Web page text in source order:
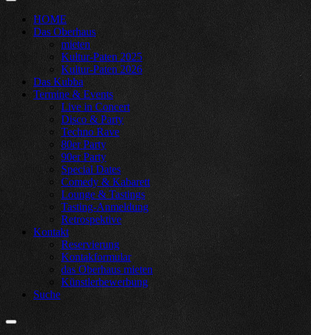
HOME
Das Oberhaus
mieten
Kultur-Paten 2025
Kultur-Paten 2026
Das Kubba
Termine & Events
Live in Concert
Disco & Party
Techno Rave
80er Party
90er Party
Special Dates
Comedy & Kabarett
Lounge & Tastings
Tasting-Anmeldung
Retrospektive
Kontakt
Reservierung
Kontakformular
das Oberhaus mieten
Künstlerbewerbung
Suche